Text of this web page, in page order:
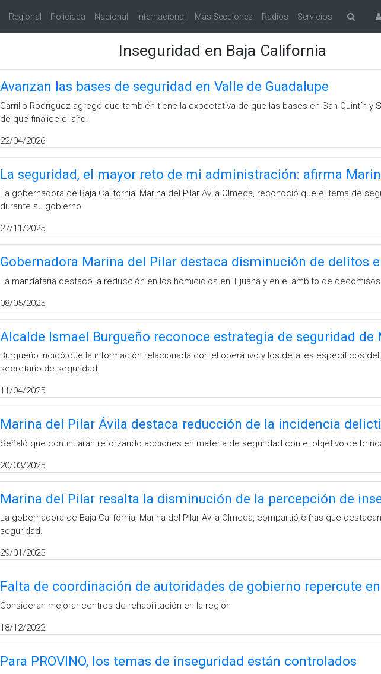
Regional Policiaca Nacional Internacional Más Secciones Radios Servicios
Inseguridad en Baja California
Avanzan las bases de seguridad en Valle de Guadalupe
Carrillo Rodríguez agregó que también tiene la expectativa de que las bases en San Quintín y
de que finalice el año.
22/04/2026
La seguridad, el mayor reto de mi administración: afirma
La gobernadora de Baja California, Marina del Pilar Avila Olmeda, reconoció que el tema de
durante su gobierno.
27/11/2025
Gobernadora Marina del Pilar destaca disminución de delitos
La mandataria destacó la reducción en los homicidios en Tijuana y en el ámbito de decomisos.
08/05/2025
Alcalde Ismael Burgueño reconoce estrategia de seguridad de
Burgueño indicó que la información relacionada con el operativo y los detalles específicos
secretario de seguridad.
11/04/2025
Marina del Pilar Ávila destaca reducción de la incidencia
Señaló que continuarán reforzando acciones en materia de seguridad con el objetivo de
20/03/2025
Marina del Pilar resalta la disminución de la percepción de
La gobernadora de Baja California, Marina del Pilar Ávila Olmeda, compartió cifras que
seguridad.
29/01/2025
Falta de coordinación de autoridades de gobierno repercute
Consideran mejorar centros de rehabilitación en la región
18/12/2022
Para PROVINO, los temas de inseguridad están controlados